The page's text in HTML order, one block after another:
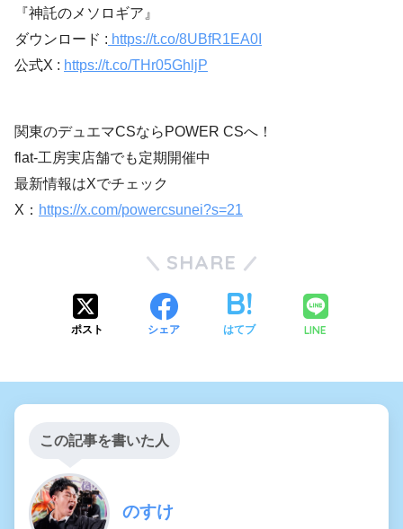
『神託のメソロギア』
ダウンロード : https://t.co/8UBfR1EA0I
公式X : https://t.co/THr05GhljP
関東のデュエマCSならPOWER CSへ！
flat-工房実店舗でも定期開催中
最新情報はXでチェック
X： https://x.com/powercsunei?s=21
SHARE
ポスト シェア はてブ LINE
この記事を書いた人
のすけ